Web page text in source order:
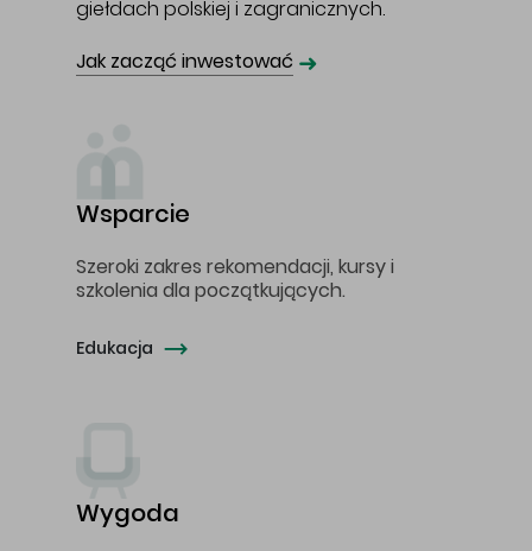
giełdach polskiej i zagranicznych.
Jak zacząć inwestować ➜
Wsparcie
Szeroki zakres rekomendacji, kursy i
szkolenia dla początkujących.
Edukacja
Wygoda